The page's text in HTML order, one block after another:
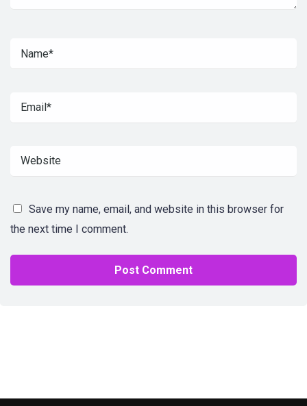
Save my name, email, and website in this browser for
the next time I comment.